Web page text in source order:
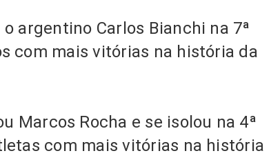
argentino Carlos Bianchi na 7ª
com mais vitórias na história da
Marcos Rocha e se isolou na 4ª
com mais vitórias na história